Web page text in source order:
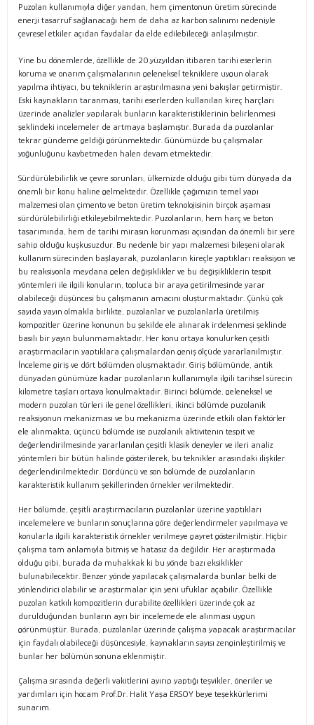
Puzolan kullanımıyla diğer yandan, hem çimentonun üretim sürecinde
enerji tasarruf sağlanacağı hem de daha az karbon salınımı nedeniyle
çevresel etkiler açıdan faydalar da elde edilebileceği anlaşılmıştır.
Yine bu dönemlerde, özellikle de 20.yüzyıldan itibaren tarihi eserlerin
koruma ve onarım çalışmalarının geleneksel tekniklere uygun olarak
yapılma ihtiyacı, bu tekniklerin araştırılmasına yeni bakışlar getirmiştir.
Eski kaynakların taranması, tarihi eserlerden kullanılan kireç harçları
üzerinde analizler yapılarak bunların karakteristiklerinin belirlenmesi
şeklindeki incelemeler de artmaya başlamıştır. Burada da puzolanlar
tekrar gündeme geldiği görünmektedir. Günümüzde bu çalışmalar
yoğunluğunu kaybetmeden halen devam etmektedir.
Sürdürülebilirlik ve çevre sorunları, ülkemizde olduğu gibi tüm dünyada da
önemli bir konu haline gelmektedir. Özellikle çağımızın temel yapı
malzemesi olan çimento ve beton üretim teknolojisinin birçok aşaması
sürdürülebilirliği etkileyebilmektedir. Puzolanların, hem harç ve beton
tasarımında, hem de tarihi mirasın korunması açısından da önemli bir yere
sahip olduğu kuşkusuzdur. Bu nedenle bir yapı malzemesi bileşeni olarak
kullanım sürecinden başlayarak, puzolanların kireçle yaptıkları reaksiyon ve
bu reaksiyonla meydana gelen değişiklikler ve bu değişikliklerin tespit
yöntemleri ile ilgili konuların, topluca bir araya getirilmesinde yarar
olabileceği düşüncesi bu çalışmanın amacını oluşturmaktadır. Çünkü çok
sayıda yayın olmakla birlikte, puzolanlar ve puzolanlarla üretilmiş
kompozitler üzerine konunun bu şekilde ele alınarak irdelenmesi şeklinde
basılı bir yayın bulunmamaktadır. Her konu ortaya konulurken çeşitli
araştırmacıların yaptıklara çalışmalardan geniş ölçüde yararlanılmıştır.
İnceleme giriş ve dört bölümden oluşmaktadır. Giriş bölümünde, antik
dünyadan günümüze kadar puzolanların kullanımıyla ilgili tarihsel sürecin
kilometre taşları ortaya konulmaktadır. Birinci bölümde, geleneksel ve
modern puzolan türleri ile genel özellikleri, ikinci bölümde puzolanik
reaksiyonun mekanizması ve bu mekanizma üzerinde etkili olan faktörler
ele alınmakta, üçüncü bölümde ise puzolanik aktivitenin tespit ve
değerlendirilmesinde yararlanılan çeşitli klasik deneyler ve ileri analiz
yöntemleri bir bütün halinde gösterilerek, bu teknikler arasındaki ilişkiler
değerlendirilmektedir. Dördüncü ve son bölümde de puzolanların
karakteristik kullanım şekillerinden örnekler verilmektedir.
Her bölümde, çeşitli araştırmacıların puzolanlar üzerine yaptıkları
incelemelere ve bunların sonuçlarına göre değerlendirmeler yapılmaya ve
konularla ilgili karakteristik örnekler verilmeye gayret gösterilmiştir. Hiçbir
çalışma tam anlamıyla bitmiş ve hatasız da değildir. Her araştırmada
olduğu gibi, burada da muhakkak ki bu yönde bazı eksiklikler
bulunabilecektir. Benzer yönde yapılacak çalışmalarda bunlar belki de
yönlendirici olabilir ve araştırmalar için yeni ufuklar açabilir. Özellikle
puzolan katkılı kompozitlerin durabilite özellikleri üzerinde çok az
durulduğundan bunların ayrı bir incelemede ele alınması uygun
görünmüştür. Burada, puzolanlar üzerinde çalışma yapacak araştırmacılar
için faydalı olabileceği düşüncesiyle, kaynakların sayısı zenginleştirilmiş ve
bunlar her bölümün sonuna eklenmiştir.
Çalışma sırasında değerli vakitlerini ayırıp yaptığı teşvikler, öneriler ve
yardımları için hocam Prof.Dr. Halit Yaşa ERSOY beye teşekkürlerimi
sunarım.